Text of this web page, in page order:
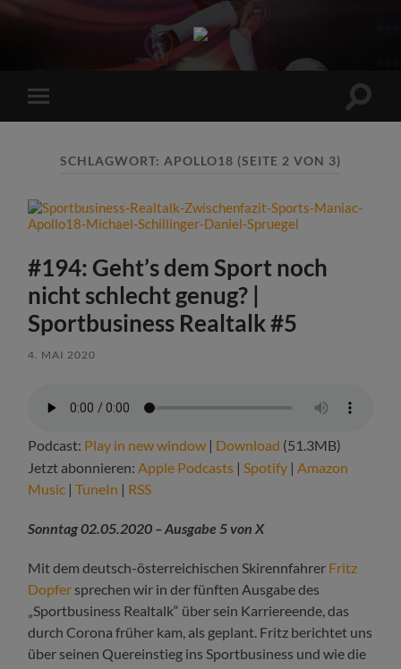
Sports
Maniac
Mobile-
Menü
SCHLAGWORT: APOLLO18 (SEITE 2 VON 3)
#194: Geht’s dem Sport noch
nicht schlecht genug? |
Sportbusiness Realtalk #5
4. MAI 2020
Podcast: Play in new window | Download (51.3MB)
Jetzt abonnieren:Apple Podcasts |Spotify |Amazon
Music |TuneIn | RSS
Sonntag 02.05.2020 – Ausgabe 5 von X
Mit dem deutsch-österreichischen Skirennfahrer Fritz
Dopfer sprechen wir in der fünften Ausgabe des
„Sportbusiness Realtalk“ über sein Karriereende, das
durch Corona früher kam, als geplant. Fritz berichtet uns
über seinen Quereinstieg ins Sportbusiness und wie die